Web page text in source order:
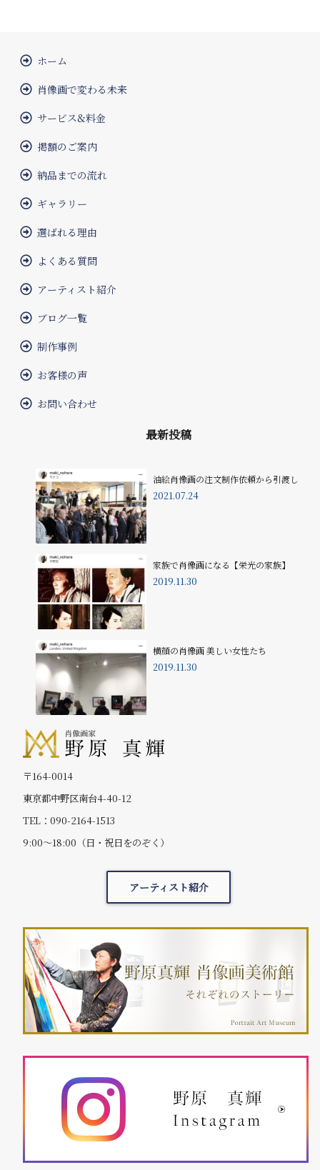
ホーム
肖像画で変わる未来
サービス&料金
掲額のご案内
納品までの流れ
ギャラリー
選ばれる理由
よくある質問
アーティスト紹介
ブログ一覧
制作事例
お客様の声
お問い合わせ
最新投稿
油絵肖像画の注文制作依頼から引渡し
2021.07.24
家族で肖像画になる【栄光の家族】
2019.11.30
横顔の肖像画 美しい女性たち
2019.11.30
〒164-0014
東京都中野区南台4-40-12
TEL：090-2164-1513
9:00～18:00（日・祝日をのぞく）
アーティスト紹介